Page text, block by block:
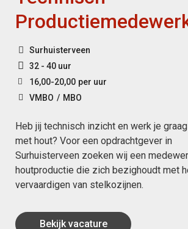
Surhuisterveen
32 - 40 uur
16,00-20,00 per uur
VMBO
MBO
Heb jij technisch inzicht en werk je graag
met hout? Voor een opdrachtgever in
Surhuisterveen zoeken wij een
houtproductie die zich bezighoudt met
vervaardigen van stelkozijnen.
Bekijk vacature